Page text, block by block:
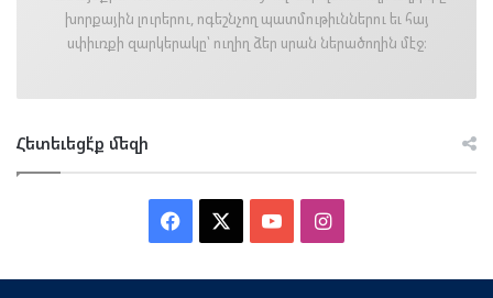
խորքային լուրերու, ոգեշնչող պատմութիւններու եւ հայ
սփիւռքի զարկերակը՝ ուղիղ ձեր սրան ներածողին մէջ։
Հետեւեցէ՛ք մեզի
Facebook YouTubeInstagram